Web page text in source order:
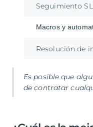
Seguimiento
Macros y
Resolución de
Es posible que
de contratar